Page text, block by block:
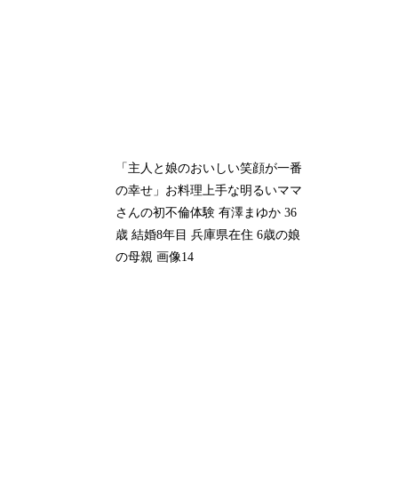
「主人と娘のおいしい笑顔が一番
の幸せ」お料理上手な明るいママ
さんの初不倫体験 有澤まゆか 36
歳 結婚8年目 兵庫県在住 6歳の娘
の母親 画像14